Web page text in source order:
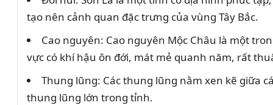
tạo nên cảnh quan đặc trưng của vùng Tây Bắc.
Cao nguyên: Cao nguyên Mộc Châu là một
vực có khí hậu ôn đới, mát mẻ quanh năm, rất
Thung lũng: Các thung lũng nằm xen kẽ giữa
thung lũng lớn trong tỉnh.